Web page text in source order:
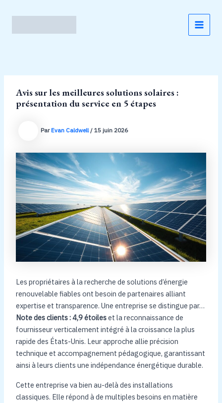
Avis sur les meilleures solutions solaires :
présentation du service en 5 étapes
ParEvan Caldwell / 15 juin 2026
Les propriétaires à la recherche de solutions d’énergie
renouvelable fiables ont besoin de partenaires alliant
expertise et transparence. Une entreprise se distingue par…
Note des clients : 4,9 étoileset la reconnaissance de
fournisseur verticalement intégré à la croissance la plus
rapide des États-Unis. Leur approche allie précision
technique et accompagnement pédagogique, garantissant
ainsi à leurs clients une indépendance énergétique durable.
Cette entreprise va bien au-delà des installations
classiques. Elle répond à de multiples besoins en matière